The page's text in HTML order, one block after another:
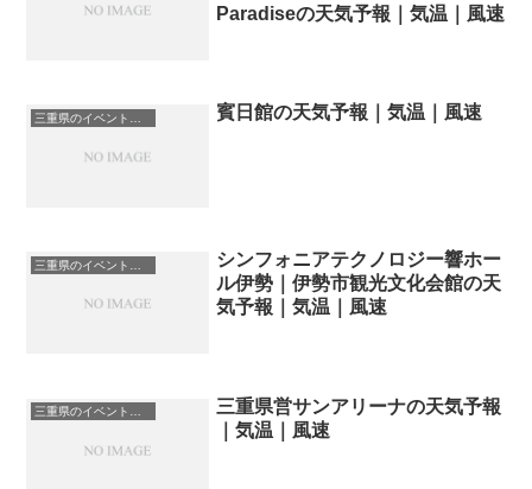
Paradiseの天気予報｜気温｜風速
賓日館の天気予報｜気温｜風速
シンフォニアテクノロジー響ホー
ル伊勢｜伊勢市観光文化会館の天
気予報｜気温｜風速
三重県のイベント会場一覧
三重県営サンアリーナの天気予報
｜気温｜風速